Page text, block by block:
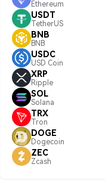
Ethereum
USDT
TetherUS
BNB
BNB
USDC
USD Coin
XRP
Ripple
SOL
Solana
TRX
Tron
DOGE
Dogecoin
ZEC
Zcash